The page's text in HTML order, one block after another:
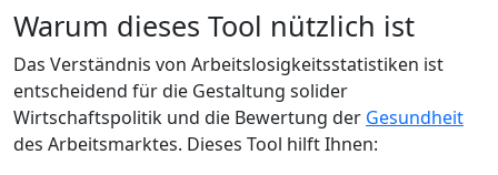
Warum dieses Tool nützlich ist
Das Verständnis von Arbeitslosigkeitsstatistiken ist
entscheidend für die Gestaltung solider
Wirtschaftspolitik und die Bewertung der Gesundheit
des Arbeitsmarktes. Dieses Tool hilft Ihnen: